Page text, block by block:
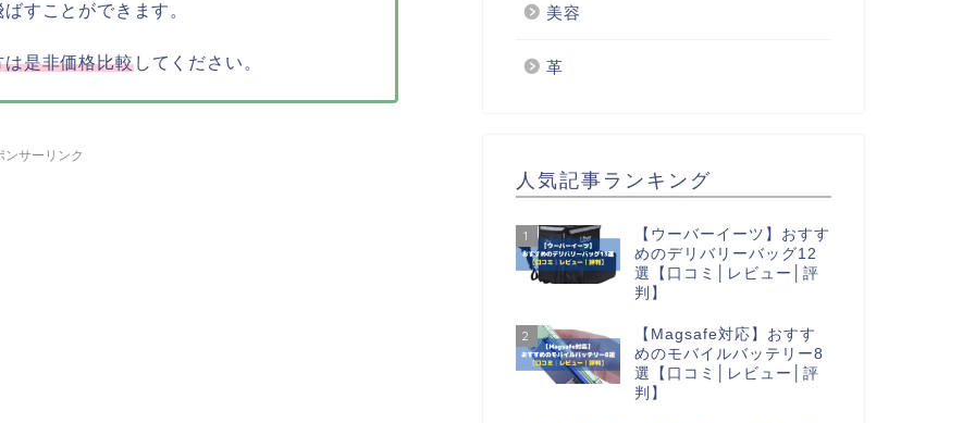
すことができます。
是非価格比較してください。
ンサーリンク
美容
革
人気記事ランキング
1
【ウーバーイーツ】おすす
めのデリバリーバッグ12
選【口コミ│レビュー│評
判】
2
【Magsafe対応】おすす
めのモバイルバッテリー8
選【口コミ│レビュー│評
判】